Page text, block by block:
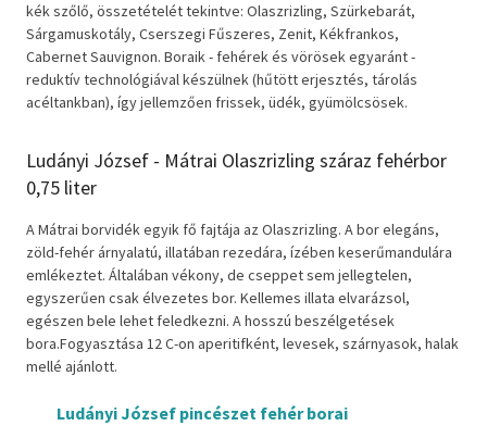
Vallás
kék szőlő, összetételét tekintve: Olaszrizling, Szürkebarát,
Sárgamuskotály, Cserszegi Fűszeres, Zenit, Kékfrankos,
Cabernet Sauvignon. Boraik - fehérek és vörösek egyaránt -
reduktív technológiával készülnek (hűtött erjesztés, tárolás
acéltankban), így jellemzően frissek, üdék, gyümölcsösek.
Ludányi József - Mátrai Olaszrizling száraz fehérbor
0,75 liter
A Mátrai borvidék egyik fő fajtája az Olaszrizling. A bor elegáns,
zöld-fehér árnyalatú, illatában rezedára, ízében keserűmandulára
emlékeztet. Általában vékony, de cseppet sem jellegtelen,
egyszerűen csak élvezetes bor. Kellemes illata elvarázsol,
egészen bele lehet feledkezni. A hosszú beszélgetések
bora.Fogyasztása 12 C-on aperitifként, levesek, szárnyasok, halak
mellé ajánlott.
Ludányi József pincészet fehér borai